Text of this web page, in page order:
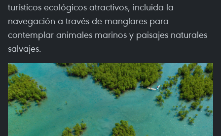
turísticos ecológicos atractivos, incluida la
navegación a través de manglares para
contemplar animales marinos y paisajes naturales
salvajes.